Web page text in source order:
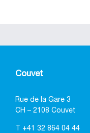
Couvet
Rue de la Gare 3
CH – 2108 Couvet
+41 32 864 04 44